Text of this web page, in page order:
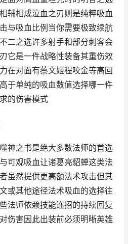
辅相成泣血之刃则是纯粹吸血
与吸血比例当你需要极致续航
二之选许多射手和部分刺客会
它是一件战略性装备其重伤效
在对面有蔡文姬程咬金等高回
于单纯的吸血数值选择哪一件
的伤害模式
神之书是绝大多数法师的首选
可观吸血让诸葛亮貂蝉这类法
虽然提供更高额法术攻击但其
或其他途径法术吸血的选择往
法师依赖技能连招的持续回复
伤害因此出装前必须明晰英雄